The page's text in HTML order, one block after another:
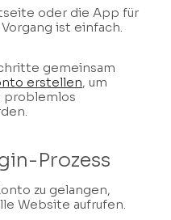
oder die App für
ist einfach.
gemeinsam
erstellen, um
problemlos
Prozess
zu gelangen,
Website aufrufen.